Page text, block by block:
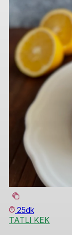
25dk
TATLI KEK